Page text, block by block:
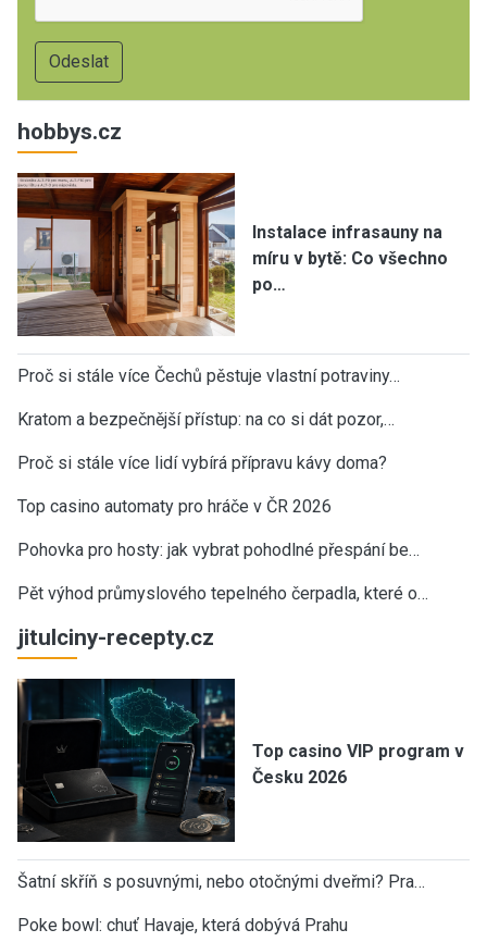
hobbys.cz
Instalace infrasauny na
míru v bytě: Co všechno
po…
Proč si stále více Čechů pěstuje vlastní potraviny…
Kratom a bezpečnější přístup: na co si dát pozor,…
Proč si stále více lidí vybírá přípravu kávy doma?
Top casino automaty pro hráče v ČR 2026
Pohovka pro hosty: jak vybrat pohodlné přespání be…
Pět výhod průmyslového tepelného čerpadla, které o…
jitulciny-recepty.cz
Top casino VIP program v
Česku 2026
Šatní skříň s posuvnými, nebo otočnými dveřmi? Pra…
Poke bowl: chuť Havaje, která dobývá Prahu